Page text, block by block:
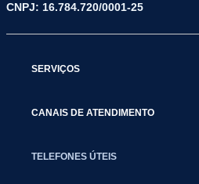
CNPJ: 16.784.720/0001-25
SERVIÇOS
CANAIS DE ATENDIMENTO
TELEFONES ÚTEIS